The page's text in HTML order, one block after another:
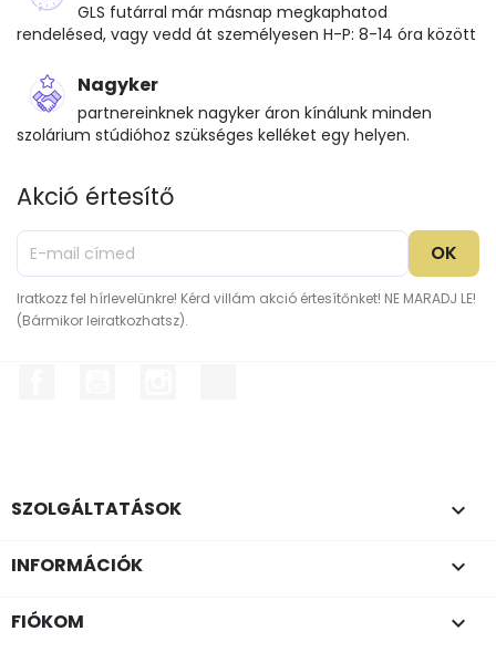
GLS futárral már másnap megkaphatod
rendelésed, vagy vedd át személyesen H-P: 8-14 óra között
Nagyker
partnereinknek nagyker áron kínálunk minden
szolárium stúdióhoz szükséges kelléket egy helyen.
Akció értesítő
Iratkozz fel hírlevelünkre! Kérd villám akció értesítőnket! NE MARADJ LE!
(Bármikor leiratkozhatsz).
SZOLGÁLTATÁSOK 
INFORMÁCIÓK 
FIÓKOM 